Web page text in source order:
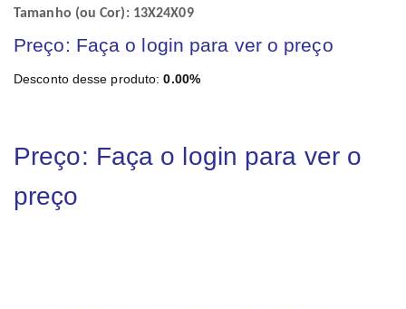
Tamanho (ou Cor): 13X24X09
Preço: Faça o login para ver o preço
Desconto desse produto:0.00%
Preço: Faça o login para ver o
preço